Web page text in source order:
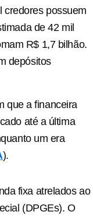
possuem
de 42 mil
R$ 1,7 bilhão.
depósitos
que a financeira
até a última
um era
).
fixa atrelados ao
(DPGEs). O